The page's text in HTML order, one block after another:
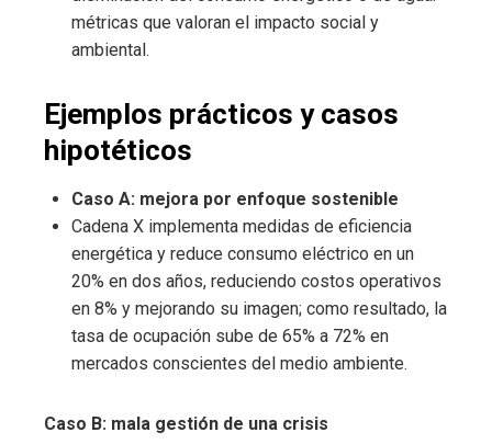
métricas que valoran el impacto social y
ambiental.
Ejemplos prácticos y casos
hipotéticos
Caso A: mejora por enfoque sostenible
Cadena X implementa medidas de eficiencia
energética y reduce consumo eléctrico en un
20% en dos años, reduciendo costos operativos
en 8% y mejorando su imagen; como resultado, la
tasa de ocupación sube de 65% a 72% en
mercados conscientes del medio ambiente.
Caso B: mala gestión de una crisis